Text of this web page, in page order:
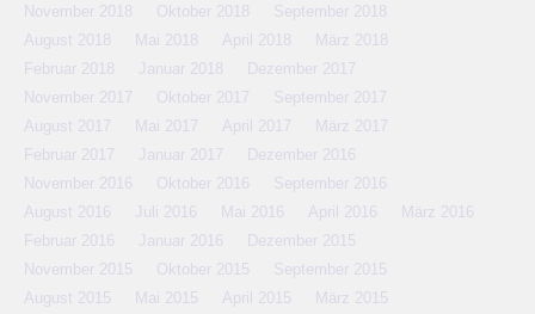
November 2018
Oktober 2018
September 2018
August 2018
Mai 2018 April 2018
März 2018
Februar 2018
Januar 2018
Dezember 2017
November 2017
Oktober 2017
September 2017
August 2017
Mai 2017 April 2017
März 2017
Februar 2017
Januar 2017
Dezember 2016
November 2016
Oktober 2016
September 2016
August 2016
Juli 2016 Mai 2016 April 2016
März 2016
Februar 2016
Januar 2016
Dezember 2015
November 2015
Oktober 2015
September 2015
August 2015
Mai 2015 April 2015
März 2015